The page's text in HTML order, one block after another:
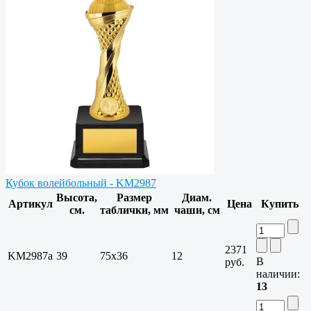
Кубок волейбольный - KM2987
Артикул
Высота,
см.
Размер
таблички, мм
Диам.
чаши, см
Цена Купить
KM2987a 39 75х36 12
2371
руб.
В
наличии:
13